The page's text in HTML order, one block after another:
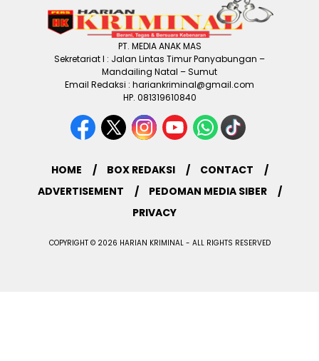
PT. MEDIA ANAK MAS
Sekretariat I : Jalan Lintas Timur Panyabungan –
Mandailing Natal – Sumut
Email Redaksi : hariankriminal@gmail.com
HP. 081319610840
HOME BOX REDAKSI
CONTACT
ADVERTISEMENT
PEDOMAN MEDIA SIBER
PRIVACY
COPYRIGHT © 2026 HARIAN KRIMINAL - ALL RIGHTS RESERVED